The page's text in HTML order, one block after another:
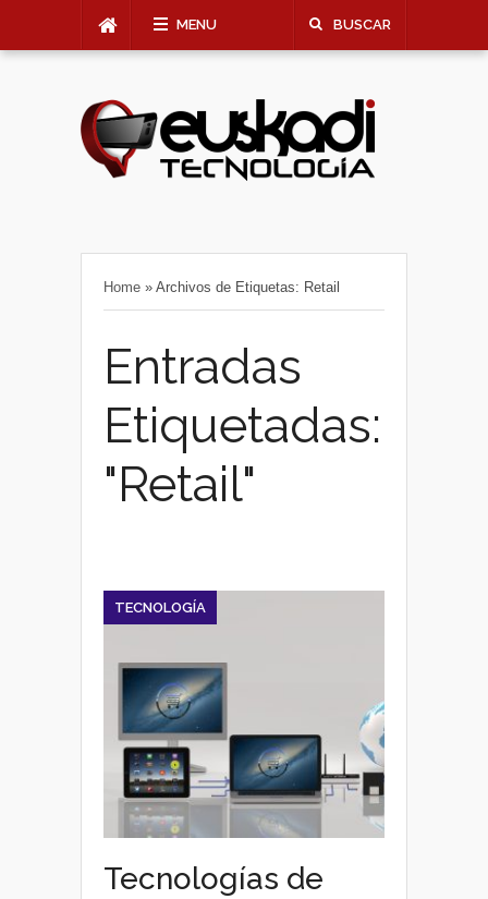
MENU BUSCAR
Home » Archivos de Etiquetas: Retail
Entradas
Etiquetadas:
"Retail"
TECNOLOGÍA
Tecnologías de